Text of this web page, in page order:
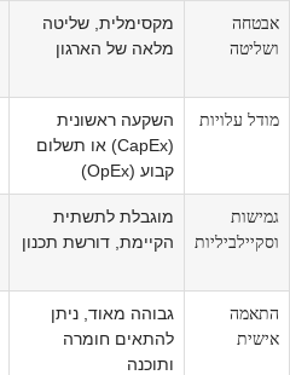
אבטחה
ושליטה
מקסימלית, שליטה
מלאה של הארגון
מודל עלויות
השקעה ראשונית
(CapEx) או תשלום
קבוע (OpEx)
גמישות
וסקיילביליות
מוגבלת לתשתית
הקיימת, דורשת תכנון
התאמה
אישית
גבוהה מאוד, ניתן
להתאים חומרה
ותוכנה